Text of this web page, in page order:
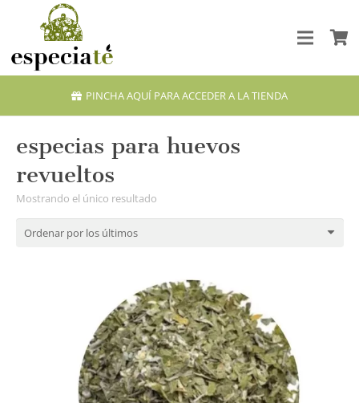
PINCHA AQUÍ PARA ACCEDER A LA TIENDA
especias para huevos
revueltos
Mostrando el único resultado